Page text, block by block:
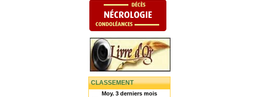
CLASSEMENT
Moy. 3 derniers mois